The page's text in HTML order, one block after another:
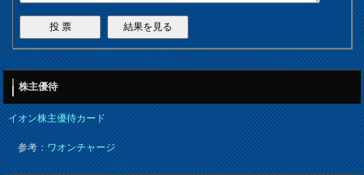
株主優待
イオン株主優待カード
参考：ワオンチャージ